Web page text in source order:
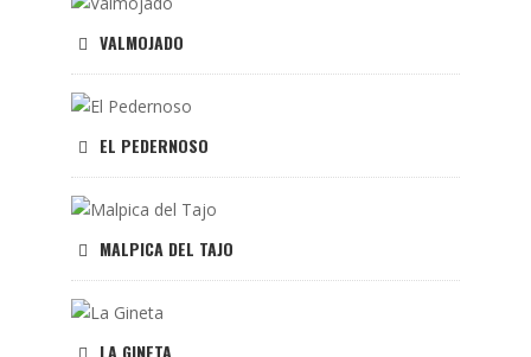
VALMOJADO
EL PEDERNOSO
MALPICA DEL TAJO
LA GINETA